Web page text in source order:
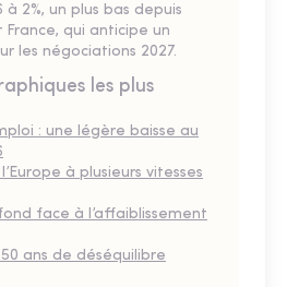
à 2%, un plus bas depuis
France, qui anticipe un
les négociations 2027.
les plus
: une légère baisse au
à plusieurs vitesses
face à l’affaiblissement
ans de déséquilibre